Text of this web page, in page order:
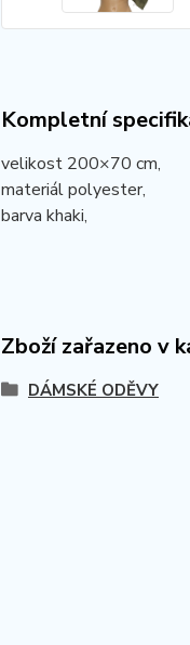
Kompletní
velikost 200×70 cm,
materiál polyester,
barva khaki,
Zboží zařazeno v
DÁMSKÉ ODĚVY